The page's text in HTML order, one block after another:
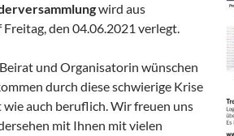
wird aus
den 04.06.2021 verlegt.
und Organisatorin wünschen
durch diese schwierige Krise
auch beruflich. Wir freuen uns
mit Ihnen mit vielen